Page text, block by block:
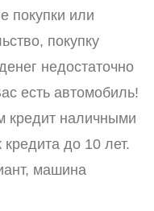
покупки или
покупку
недостаточно
есть автомобиль!
кредит наличными
кредита до 10 лет.
машина